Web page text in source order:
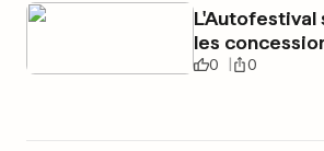
L'Autofestival
les
0 0